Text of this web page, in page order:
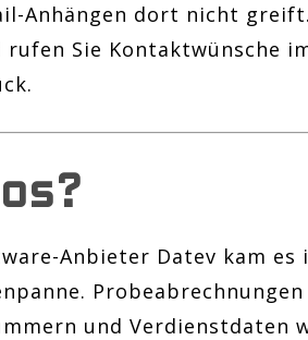
Anhängen dort nicht
rufen Sie Kontaktwünsche
Anbieter Datev kam
und Verdienstdaten